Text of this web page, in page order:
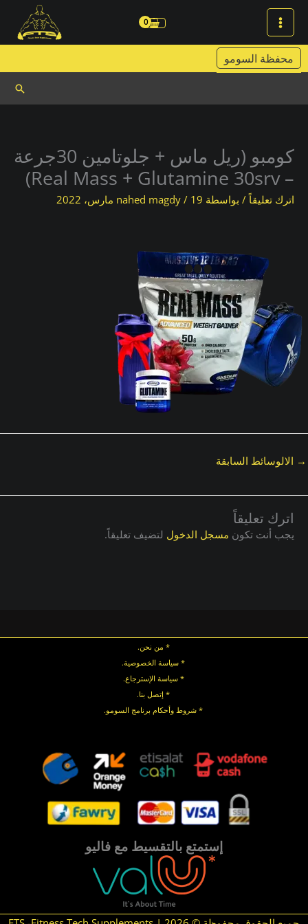
تخطي
المحتوى
محفظة السومو
كومبو (ريل ماس + جلوتامين 30جرعة
– Real Mass + Glutamine 30srv)
اترك تعليقاً / بواسطة nahed magdy / 19 مارس، 2022
→ الالوسائط السابقة
اترك تعليقاً
يجب أنت تكون مسجل الدخول لتضيف تعليقاً.
* من نحن.
* سياسة الخصوصية.
*سياسة الإسترجاع.
* إتصل بنا.
* شروط وأحكام برنامج السومو.
إستمتع بالتقسيط مع فاليو